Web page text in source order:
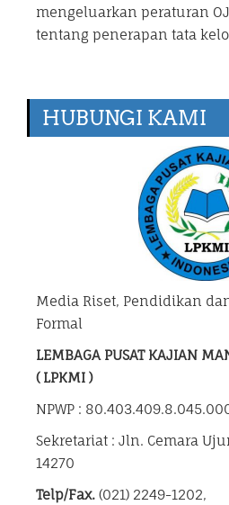
mengeluarkan peraturan
tentang penerapan tata
HUBUNGI KAMI
Media Riset, Pendidikan
Formal
LEMBAGA PUSAT KAJIAN
( LPKMI )
NPWP :
Sekretariat : Jln. Cemara
14270
Telp/Fax. (021) 2249-1202,